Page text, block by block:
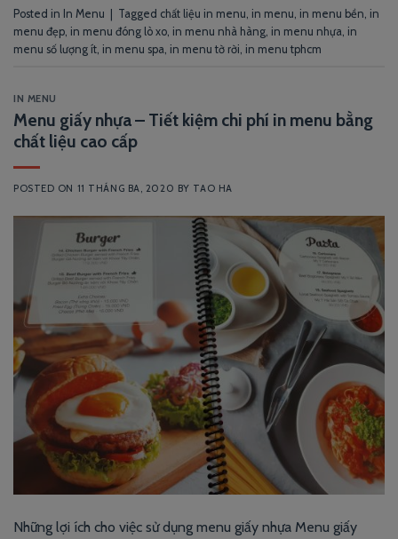
Posted in In Menu Tagged chất liệu in menu, in menu, in menu bền, in
menu đẹp, in menu đóng lò xo, in menu nhà hàng, in menu nhựa, in
menu số lượng ít, in menu spa, in menu tờ rời, in menu tphcm
IN MENU
Menu giấy nhựa – Tiết kiệm chi phí in menu bằng
chất liệu cao cấp
POSTED ON 11 THÁNG BA, 2020 BY TAO HA
Những lợi ích cho việc sử dụng menu giấy nhựa Menu giấy